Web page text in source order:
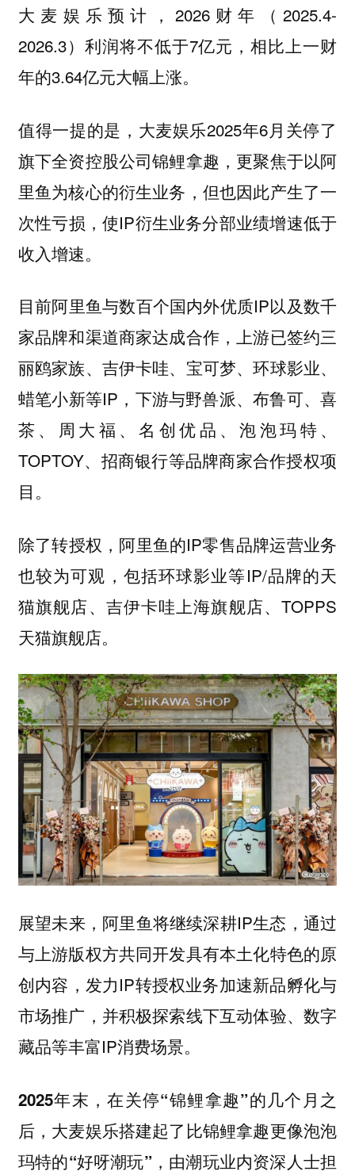
大麦娱乐预计，2026财年（2025.4-
2026.3）利润将不低于7亿元，相比上一财
年的3.64亿元大幅上涨。
值得一提的是，大麦娱乐2025年6月关停了
旗下全资控股公司锦鲤拿趣，更聚焦于以阿
里鱼为核心的衍生业务，但也因此产生了一
次性亏损，使IP衍生业务分部业绩增速低于
收入增速。
目前阿里鱼与数百个国内外优质IP以及数千
家品牌和渠道商家达成合作，上游已签约三
丽鸥家族、吉伊卡哇、宝可梦、环球影业、
蜡笔小新等IP，下游与野兽派、布鲁可、喜
茶、周大福、名创优品、泡泡玛特、
TOPTOY、招商银行等品牌商家合作授权项
目。
除了转授权，阿里鱼的IP零售品牌运营业务
也较为可观，包括环球影业等IP/品牌的天
猫旗舰店、吉伊卡哇上海旗舰店、TOPPS
天猫旗舰店。
展望未来，阿里鱼将继续深耕IP生态，通过
与上游版权方共同开发具有本土化特色的原
创内容，发力IP转授权业务加速新品孵化与
市场推广，并积极探索线下互动体验、数字
藏品等丰富IP消费场景。
2025年末，在关停“锦鲤拿趣”的几个月之
后，大麦娱乐搭建起了比锦鲤拿趣更像泡泡
玛特的“好呀潮玩” ，由潮玩业内资深人士担